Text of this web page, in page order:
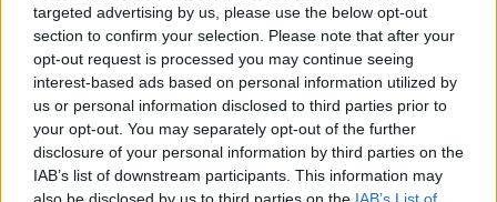
targeted advertising by us, please use the below opt-out
section to confirm your selection. Please note that after your
opt-out request is processed you may continue seeing
interest-based ads based on personal information utilized by
us or personal information disclosed to third parties prior to
your opt-out. You may separately opt-out of the further
disclosure of your personal information by third parties on the
IAB’s list of downstream participants. This information may
Digital Angels in forte crescita nel 2025, mira ai 25
milioni di fatturato, acquisisce Gamelife e presenta
“Angels for Gov” per la P.A.